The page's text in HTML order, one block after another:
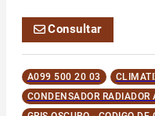
Consultar
A099 500 20 03
CONDENSADOR